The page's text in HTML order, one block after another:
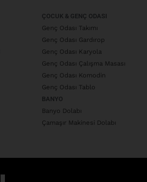
ÇOCUK & GENÇ ODASI
Genç Odası Takımı
Genç Odası Gardırop
Genç Odası Karyola
Genç Odası Çalışma Masası
Genç Odası Komodin
Genç Odası Tablo
BANYO
Banyo Dolabı
Çamaşır Makinesi Dolabı